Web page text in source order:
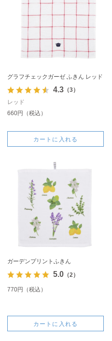
グラフチェックガーゼ ふきん レッド
4.3（3）
レッド
660円（税込）
カートに入れる
ガーデンプリントふきん
5.0（2）
770円（税込）
カートに入れる